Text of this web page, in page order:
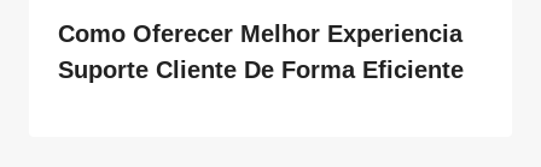
Como Oferecer Melhor Experiencia
Suporte Cliente De Forma Eficiente